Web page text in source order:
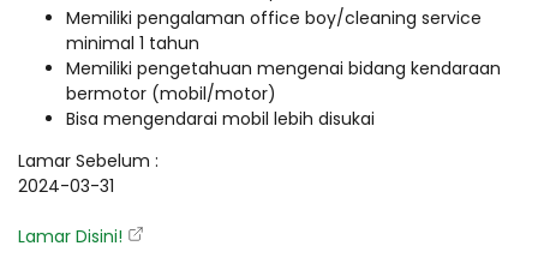
Memiliki pengalaman office boy/cleaning service
minimal 1 tahun
Memiliki pengetahuan mengenai bidang kendaraan
bermotor (mobil/motor)
Bisa mengendarai mobil lebih disukai
Lamar Sebelum :
2024-03-31
Lamar Disini!